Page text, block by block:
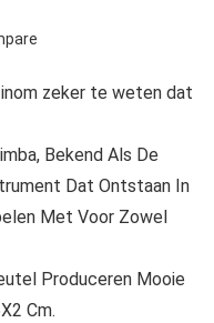
zeker te weten dat
Bekend Als De
Dat Ontstaan In
Met Voor Zowel
Produceren Mooie
Cm.